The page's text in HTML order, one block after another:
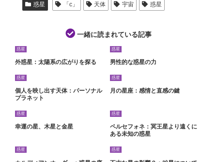
惑星 「c」 天体 宇宙 惑星
一緒に読まれている記事
惑星
外惑星：太陽系の広がりを探る
惑星
男性的な惑星の力
惑星
個人を映し出す天体：パーソナル
プラネット
惑星
月の星座：感情と直感の鍵
惑星
幸運の星、木星と金星
惑星
ペルセフォネ：冥王星より遠くに
ある未知の惑星
惑星 惑星